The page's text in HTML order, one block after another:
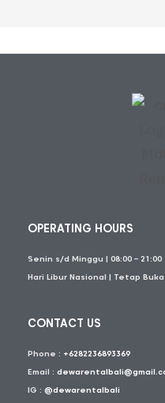
OPERATING HOURS
Senin s/d Minggu | 08:00 – 21:00
Hari Libur Nasional | Tetap Buka
CONTACT US
Phone : +6282236893369
Email :
IG : @dewarentalbali